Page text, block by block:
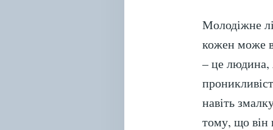
Молодіжне
кожен може
– це людина,
навіть
тому, що він